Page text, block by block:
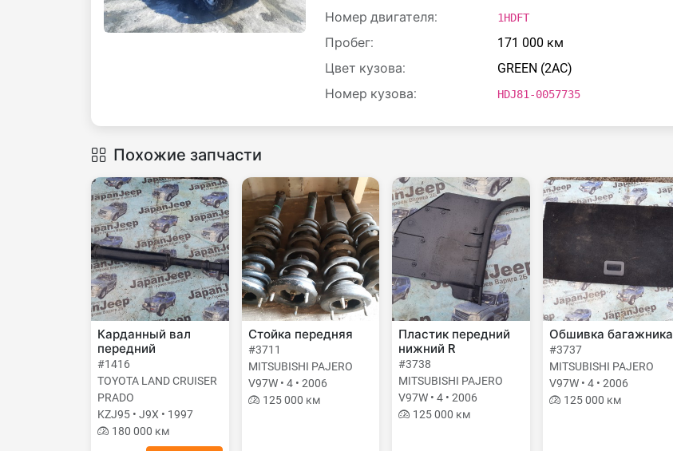
Номер двигателя:
1HDFT
Пробег:
171 000 км
Цвет кузова:
GREEN (2AC)
Номер кузова:
HDJ81-0057735
Похожие запчасти
Карданный вал
передний
#1416
TOYOTA LAND CRUISER
PRADO
KZJ95 • J9X • 1997
180 000 км
Стойка передняя
#3711
MITSUBISHI PAJERO
V97W • 4 • 2006
125 000 км
Пластик передний
нижний R
#3738
MITSUBISHI PAJERO
V97W • 4 • 2006
125 000 км
Обшивка багажника
#3737
MITSUBISHI PAJERO
V97W • 4 • 2006
125 000 км